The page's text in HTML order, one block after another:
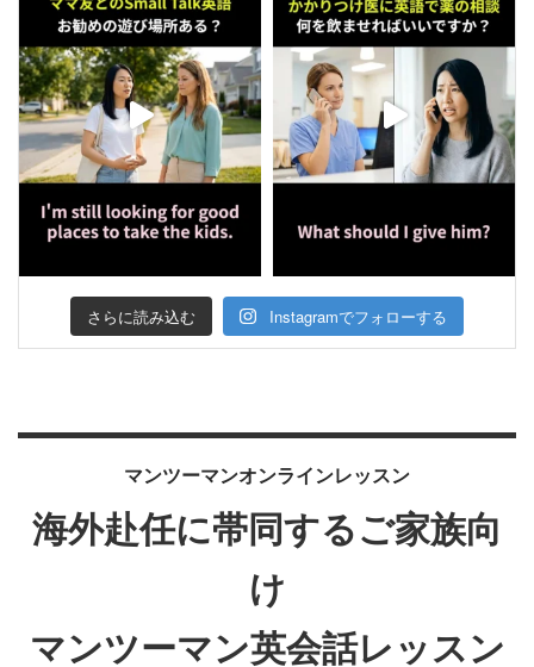
さらに読み込む Instagramでフォローする
マンツーマンオンラインレッスン
海外赴任に帯同するご家族向
け
マンツーマン英会話レッスン